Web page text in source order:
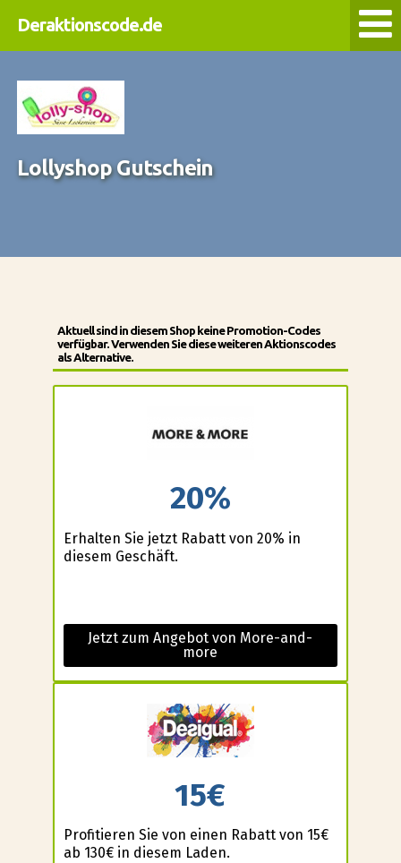
Deraktionscode.de
Lollyshop Gutschein
Aktuell sind in diesem Shop keine Promotion-Codes
verfügbar. Verwenden Sie diese weiteren Aktionscodes
als Alternative.
20%
Erhalten Sie jetzt Rabatt von 20% in
diesem Geschäft.
Jetzt zum Angebot von More-and-
more
15€
Profitieren Sie von einen Rabatt von 15€
ab 130€ in diesem Laden.